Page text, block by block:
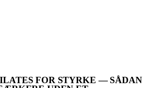
FOR STYRKE — SÅDAN